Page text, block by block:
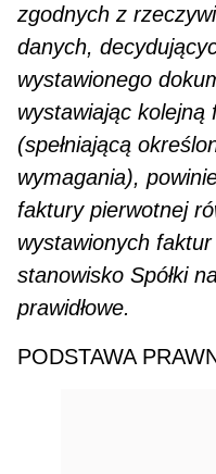
zgodnych z
danych,
wystawionego
wystawiając kolejną
(spełniającą
wymagania),
faktury pierwotnej
wystawionych
stanowisko Spółki
prawidłowe.
PODSTAWA